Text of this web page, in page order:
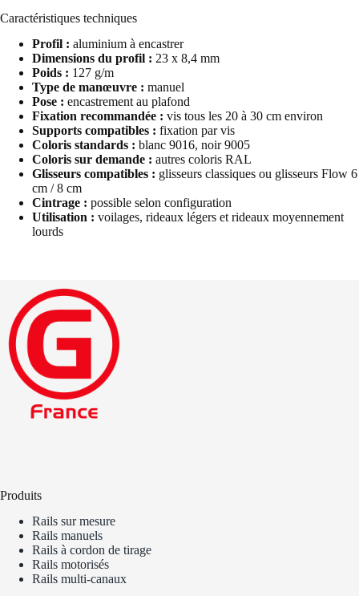
Caractéristiques techniques
Profil : aluminium à encastrer
Dimensions du profil : 23 x 8,4 mm
Poids : 127 g/m
Type de manœuvre : manuel
Pose : encastrement au plafond
Fixation recommandée : vis tous les 20 à 30 cm environ
Supports compatibles : fixation par vis
Coloris standards : blanc 9016, noir 9005
Coloris sur demande : autres coloris RAL
Glisseurs compatibles : glisseurs classiques ou glisseurs Flow 6
cm / 8 cm
Cintrage : possible selon configuration
Utilisation : voilages, rideaux légers et rideaux moyennement
lourds
Produits
Rails sur mesure
Rails manuels
Rails à cordon de tirage
Rails motorisés
Rails multi-canaux